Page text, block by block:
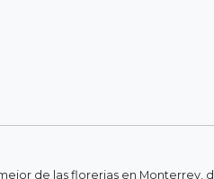
de las florerias en Monterrey,